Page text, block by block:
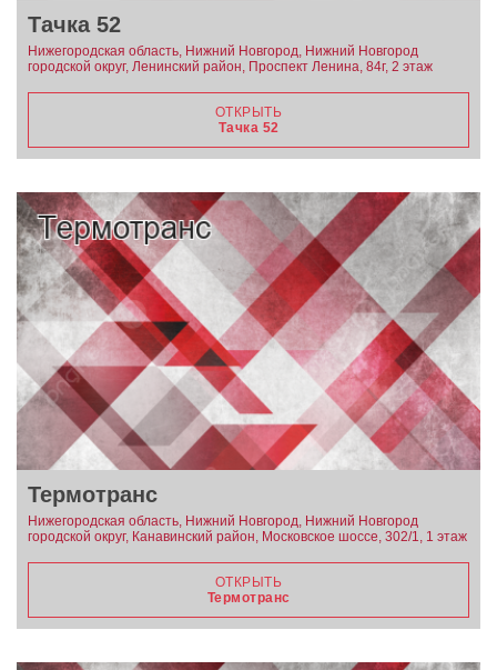
Тачка 52
Нижегородская область, Нижний Новгород, Нижний Новгород
городской округ, Ленинский район, Проспект Ленина, 84г, 2 этаж
ОТКРЫТЬ
Тачка 52
Термотранс
Нижегородская область, Нижний Новгород, Нижний Новгород
городской округ, Канавинский район, Московское шоссе, 302/1, 1 этаж
ОТКРЫТЬ
Термотранс